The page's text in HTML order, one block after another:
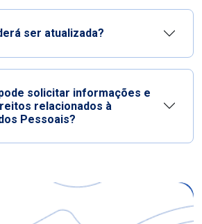
ser atualizada?
solicitar informações e
relacionados à
Pessoais?